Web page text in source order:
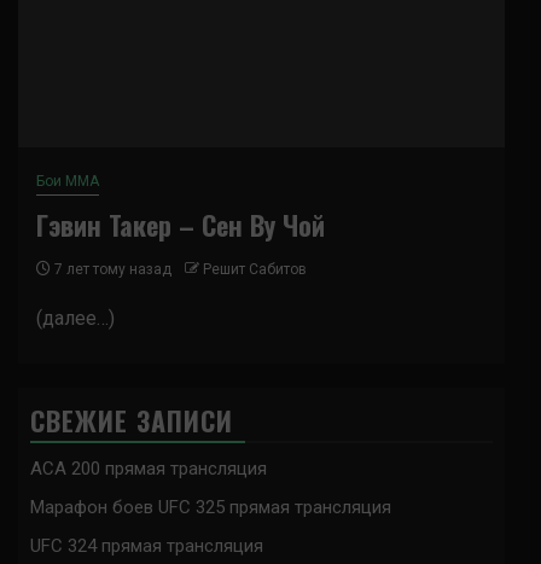
Бои ММА
Гэвин Такер – Сен Ву Чой
7 лет тому назад Решит Сабитов
(далее…)
СВЕЖИЕ ЗАПИСИ
ACA 200 прямая трансляция
Марафон боев UFC 325 прямая трансляция
UFC 324 прямая трансляция